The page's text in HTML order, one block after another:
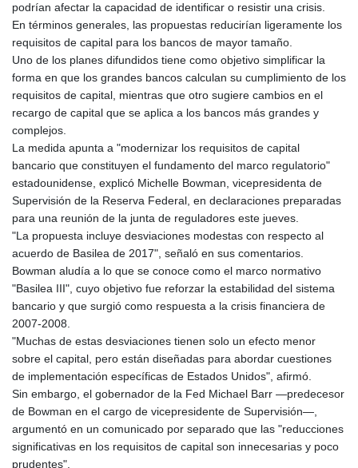
podrían afectar la capacidad de identificar o resistir una crisis.
En términos generales, las propuestas reducirían ligeramente los
requisitos de capital para los bancos de mayor tamaño.
Uno de los planes difundidos tiene como objetivo simplificar la
forma en que los grandes bancos calculan su cumplimiento de los
requisitos de capital, mientras que otro sugiere cambios en el
recargo de capital que se aplica a los bancos más grandes y
complejos.
La medida apunta a "modernizar los requisitos de capital
bancario que constituyen el fundamento del marco regulatorio"
estadounidense, explicó Michelle Bowman, vicepresidenta de
Supervisión de la Reserva Federal, en declaraciones preparadas
para una reunión de la junta de reguladores este jueves.
"La propuesta incluye desviaciones modestas con respecto al
acuerdo de Basilea de 2017", señaló en sus comentarios.
Bowman aludía a lo que se conoce como el marco normativo
"Basilea III", cuyo objetivo fue reforzar la estabilidad del sistema
bancario y que surgió como respuesta a la crisis financiera de
2007-2008.
"Muchas de estas desviaciones tienen solo un efecto menor
sobre el capital, pero están diseñadas para abordar cuestiones
de implementación específicas de Estados Unidos", afirmó.
Sin embargo, el gobernador de la Fed Michael Barr —predecesor
de Bowman en el cargo de vicepresidente de Supervisión—,
argumentó en un comunicado por separado que las "reducciones
significativas en los requisitos de capital son innecesarias y poco
prudentes".